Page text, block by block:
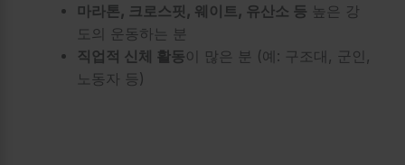
마라톤, 크로스핏, 웨이트, 유산소 등 높은 강
도의 운동하는 분
직업적 신체 활동이 많은 분 (예: 구조대, 군인,
노동자 등)